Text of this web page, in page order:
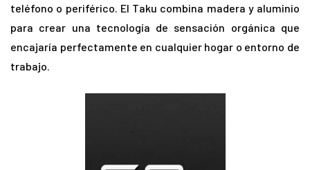
teléfono o periférico. El Taku combina madera y aluminio
para crear una tecnología de sensación orgánica que
encajaría perfectamente en cualquier hogar o entorno de
trabajo.